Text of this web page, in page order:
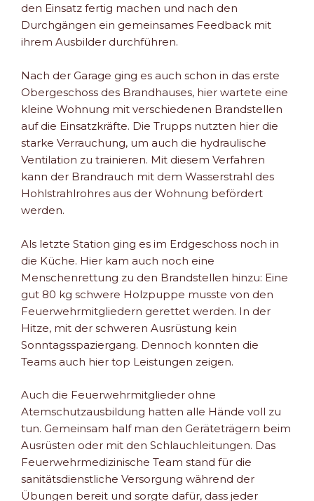
den Einsatz fertig machen und nach den
Durchgängen ein gemeinsames Feedback mit
ihrem Ausbilder durchführen.
Nach der Garage ging es auch schon in das erste
Obergeschoss des Brandhauses, hier wartete eine
kleine Wohnung mit verschiedenen Brandstellen
auf die Einsatzkräfte. Die Trupps nutzten hier die
starke Verrauchung, um auch die hydraulische
Ventilation zu trainieren. Mit diesem Verfahren
kann der Brandrauch mit dem Wasserstrahl des
Hohlstrahlrohres aus der Wohnung befördert
werden.
Als letzte Station ging es im Erdgeschoss noch in
die Küche. Hier kam auch noch eine
Menschenrettung zu den Brandstellen hinzu: Eine
gut 80 kg schwere Holzpuppe musste von den
Feuerwehrmitgliedern gerettet werden. In der
Hitze, mit der schweren Ausrüstung kein
Sonntagsspaziergang. Dennoch konnten die
Teams auch hier top Leistungen zeigen.
Auch die Feuerwehrmitglieder ohne
Atemschutzausbildung hatten alle Hände voll zu
tun. Gemeinsam half man den Geräteträgern beim
Ausrüsten oder mit den Schlauchleitungen. Das
Feuerwehrmedizinische Team stand für die
sanitätsdienstliche Versorgung während der
Übungen bereit und sorgte dafür, dass jeder